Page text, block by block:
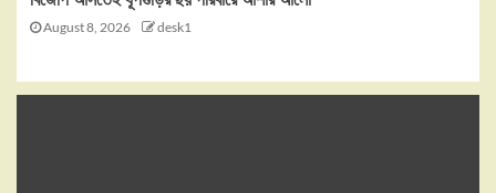
August 8, 2026 desk1